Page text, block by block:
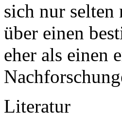
sich nur
über einen
eher als einen
Literatur